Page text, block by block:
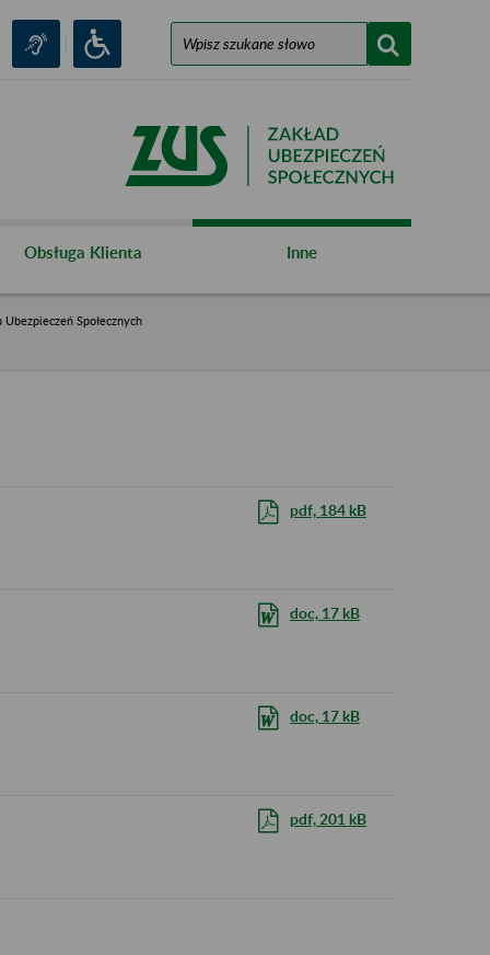
Obsługa Klienta Inne
Społecznych
pdf, 184 kB
doc, 17 kB
doc, 17 kB
pdf, 201 kB